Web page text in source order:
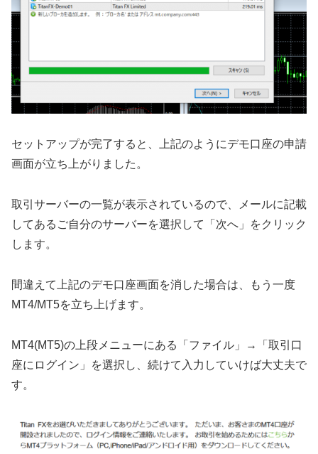
セットアップが完了すると、上記のようにデモ口座の申請
画面が立ち上がりました。
取引サーバーの一覧が表示されているので、メールに記載
してあるご自分のサーバーを選択して「次へ」をクリック
します。
間違えて上記のデモ口座画面を消した場合は、もう一度
MT4/MT5を立ち上げます。
MT4(MT5)の上段メニューにある「ファイル」→「取引口
座にログイン」を選択し、続けて入力していけば大丈夫で
す。